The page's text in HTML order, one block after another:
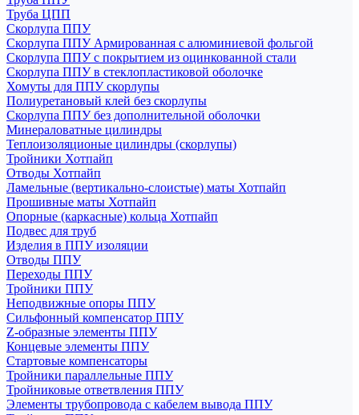
Труба ЦПП
Скорлупа ППУ
Скорлупа ППУ Армированная с алюминиевой фольгой
Скорлупа ППУ с покрытием из оцинкованной стали
Скорлупа ППУ в стеклопластиковой оболочке
Хомуты для ППУ скорлупы
Полиуретановый клей без скорлупы
Скорлупа ППУ без дополнительной оболочки
Минераловатные цилиндры
Теплоизоляционые цилиндры (скорлупы)
Тройники Хотпайп
Отводы Хотпайп
Ламельные (вертикально-слоистые) маты Хотпайп
Прошивные маты Хотпайп
Опорные (каркасные) кольца Хотпайп
Подвес для труб
Изделия в ППУ изоляции
Отводы ППУ
Переходы ППУ
Тройники ППУ
Неподвижные опоры ППУ
Cильфонный компенсатор ППУ
Z-образные элементы ППУ
Концевые элементы ППУ
Стартовые компенсаторы
Тройники параллельные ППУ
Тройниковые ответвления ППУ
Элементы трубопровода с кабелем вывода ППУ